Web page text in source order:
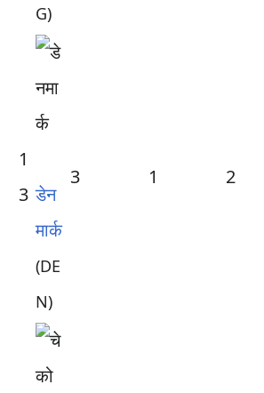
G)
1
3 डेन
मार्क
(DE
N)
3 1 2